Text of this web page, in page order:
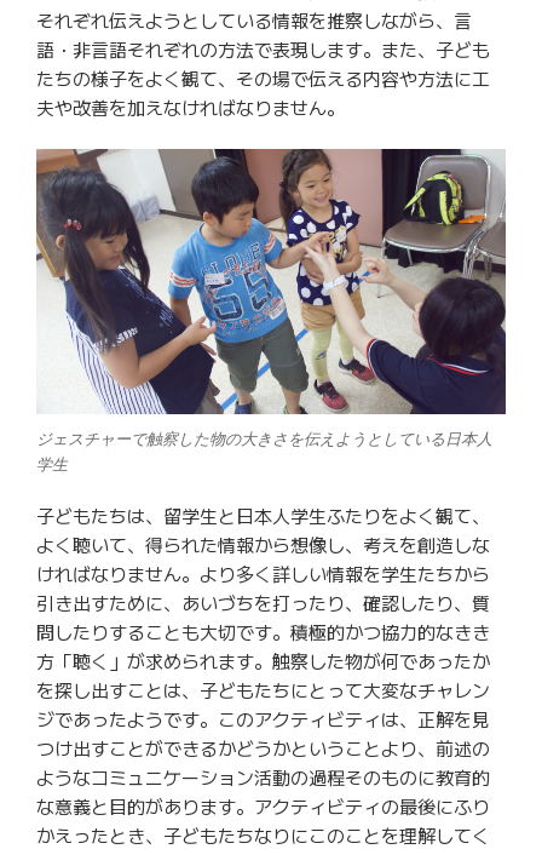
それぞれ伝えようとしている情報を推察しながら、言
語・非言語それぞれの方法で表現します。また、子ども
たちの様子をよく観て、その場で伝える内容や方法に工
夫や改善を加えなければなりません。
ジェスチャーで触察した物の大きさを伝えようとしている日本人
学生
子どもたちは、留学生と日本人学生ふたりをよく観て、
よく聴いて、得られた情報から想像し、考えを創造しな
ければなりません。より多く詳しい情報を学生たちから
引き出すために、あいづちを打ったり、確認したり、質
問したりすることも大切です。積極的かつ協力的なきき
方「聴く」が求められます。触察した物が何であったか
を探し出すことは、子どもたちにとって大変なチャレン
ジであったようです。このアクティビティは、正解を見
つけ出すことができるかどうかということより、前述の
ようなコミュニケーション活動の過程そのものに教育的
な意義と目的があります。アクティビティの最後にふり
かえったとき、子どもたちなりにこのことを理解してく